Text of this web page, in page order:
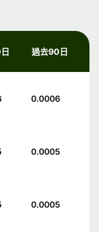
過去90日
0.0006
0.0005
0.0005